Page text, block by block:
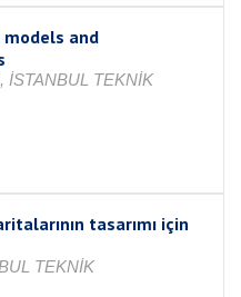
and
İSTANBUL TEKNİK
tasarımı için
TEKNİK